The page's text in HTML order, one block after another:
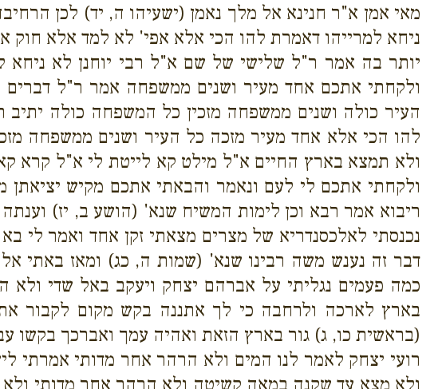
מאי אמן א"ר חנינא אל מלך נאמן (ישעיהו ה, יד) לכן
ניחא למרייהו דאמרת להו הכי אלא אפי' לא למד אלא חוק
יותר בה אמר ר"ל שלישי של שם א"ל רבי יוחנן לא ניחא
ולקחתי אתכם אחד מעיר ושנים ממשפחה אמר ר"ל דברים
העיר כולה ושנים ממשפחה מזכין כל המשפחה כולה
להו הכי אלא אחד מעיר מזכה כל העיר ושנים ממשפחה
ולא תמצא בארץ החיים א"ל מילט קא לייטת לי א"ל קרא
ולקחתי אתכם לי לעם ונאמר והבאתי אתכם מקיש
ריבוא אמר רבא וכן לימות המשיח שנא' (הושע ב, יז)
נכנסתי לאלכסנדריא של מצרים מצאתי זקן אחד ואמר לי
דבר זה נענש משה רבינו שנא' (שמות ה, כג) ומאז באתי
כמה פעמים נגליתי על אברהם יצחק ויעקב באל שדי
בארץ לארכה ולרחבה כי לך אתננה בקש מקום לקבור
(בראשית כו, ג) גור בארץ הזאת ואהיה עמך ואברכך בקשו
רועי יצחק לאמר לנו המים ולא הרהר אחר מדותי אמרתי